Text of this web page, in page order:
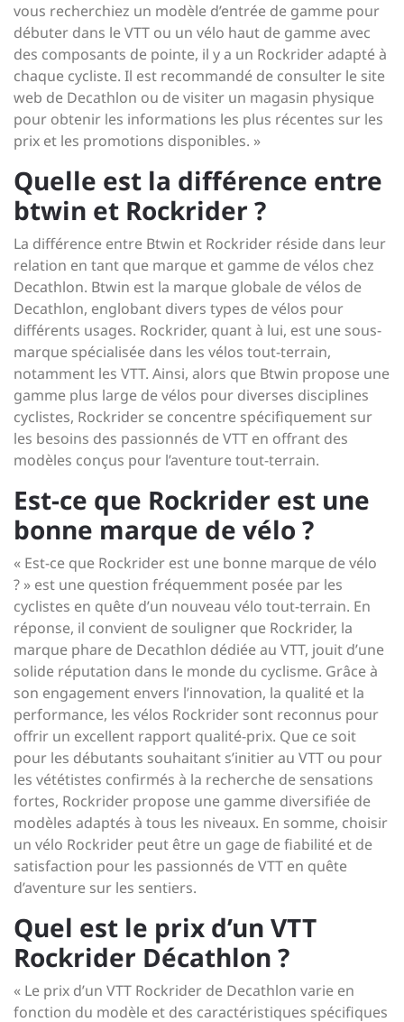
vous recherchiez un modèle d’entrée de gamme pour
débuter dans le VTT ou un vélo haut de gamme avec
des composants de pointe, il y a un Rockrider adapté à
chaque cycliste. Il est recommandé de consulter le site
web de Decathlon ou de visiter un magasin physique
pour obtenir les informations les plus récentes sur les
prix et les promotions disponibles. »
Quelle est la différence entre
btwin et Rockrider ?
La différence entre Btwin et Rockrider réside dans leur
relation en tant que marque et gamme de vélos chez
Decathlon. Btwin est la marque globale de vélos de
Decathlon, englobant divers types de vélos pour
différents usages. Rockrider, quant à lui, est une sous-
marque spécialisée dans les vélos tout-terrain,
notamment les VTT. Ainsi, alors que Btwin propose une
gamme plus large de vélos pour diverses disciplines
cyclistes, Rockrider se concentre spécifiquement sur
les besoins des passionnés de VTT en offrant des
modèles conçus pour l’aventure tout-terrain.
Est-ce que Rockrider est une
bonne marque de vélo ?
« Est-ce que Rockrider est une bonne marque de vélo
? » est une question fréquemment posée par les
cyclistes en quête d’un nouveau vélo tout-terrain. En
réponse, il convient de souligner que Rockrider, la
marque phare de Decathlon dédiée au VTT, jouit d’une
solide réputation dans le monde du cyclisme. Grâce à
son engagement envers l’innovation, la qualité et la
performance, les vélos Rockrider sont reconnus pour
offrir un excellent rapport qualité-prix. Que ce soit
pour les débutants souhaitant s’initier au VTT ou pour
les vététistes confirmés à la recherche de sensations
fortes, Rockrider propose une gamme diversifiée de
modèles adaptés à tous les niveaux. En somme, choisir
un vélo Rockrider peut être un gage de fiabilité et de
satisfaction pour les passionnés de VTT en quête
d’aventure sur les sentiers.
Quel est le prix d’un VTT
Rockrider Décathlon ?
« Le prix d’un VTT Rockrider de Decathlon varie en
fonction du modèle et des caractéristiques spécifiques